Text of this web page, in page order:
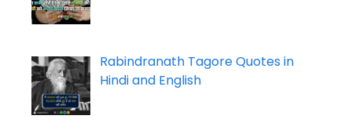
Rabindranath Tagore Quotes in
Hindi and English